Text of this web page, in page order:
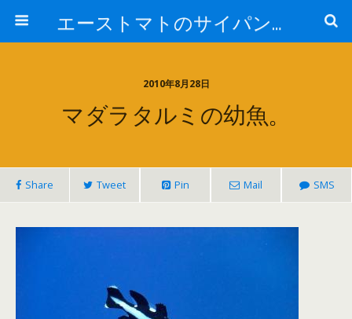
エーストマトのサイパンダイビング日記
2010年8月28日
マダラタルミの幼魚。
Share Tweet Pin Mail SMS